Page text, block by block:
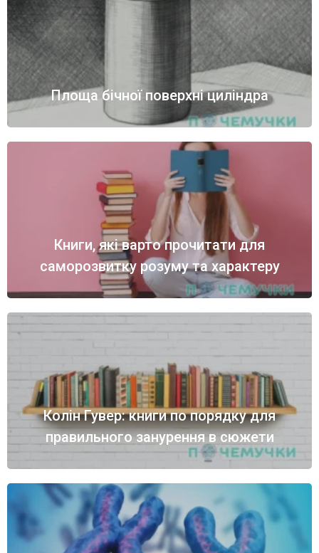
Площа бічної поверхні циліндра
Книги, які варто прочитати для
саморозвитку розуму та характеру
Колін Гувер: книги по порядку для
правильного занурення в сюжети